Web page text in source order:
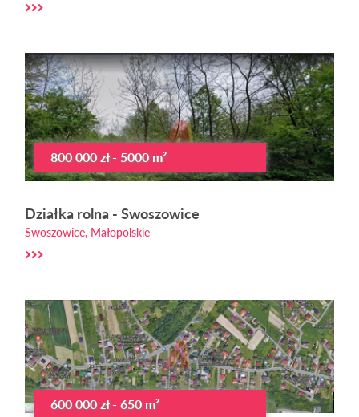
800 000 zł - 5000 m²
Działka rolna - Swoszowice
Swoszowice, Małopolskie
600 000 zł - 650 m²